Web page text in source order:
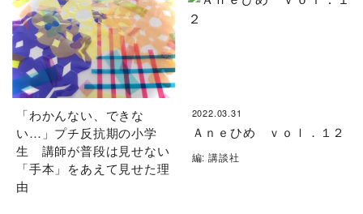
「わかんない、できな
い…」プチ反抗期の小学
生 講師が普段は見せない
「手本」をあえて見せた理
由
2022.03.31
Ａｎｅひめ ｖｏｌ．１２
編: 講談社